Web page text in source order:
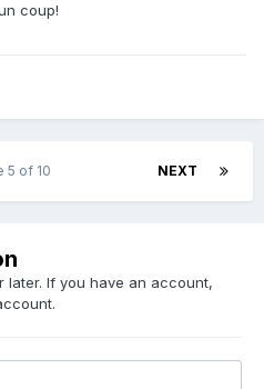
coup!
NEXT
5 of 10
later. If you have an account,